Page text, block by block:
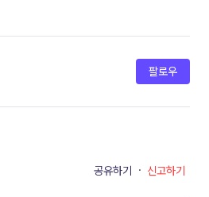
팔로우
공유하기 · 신고하기